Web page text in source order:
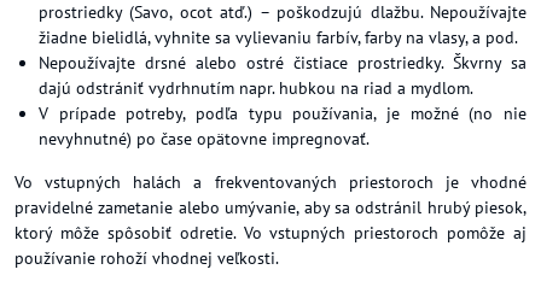
prostriedky (Savo, ocot atď.) – poškodzujú dlažbu. Nepoužívajte
žiadne bielidlá, vyhnite sa vylievaniu farbív, farby na vlasy, a pod.
Nepoužívajte drsné alebo ostré čistiace prostriedky. Škvrny sa
dajú odstrániť vydrhnutím napr. hubkou na riad a mydlom.
V prípade potreby, podľa typu používania, je možné (no nie
nevyhnutné) po čase opätovne impregnovať.
Vo vstupných halách a frekventovaných priestoroch je vhodné
pravidelné zametanie alebo umývanie, aby sa odstránil hrubý piesok,
ktorý môže spôsobiť odretie. Vo vstupných priestoroch pomôže aj
používanie rohoží vhodnej veľkosti.